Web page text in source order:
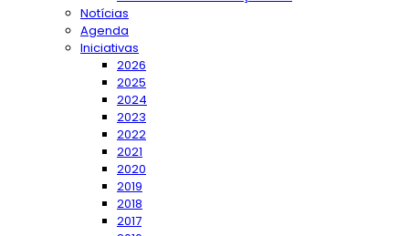
Notícias
Agenda
Iniciativas
2026
2025
2024
2023
2022
2021
2020
2019
2018
2017